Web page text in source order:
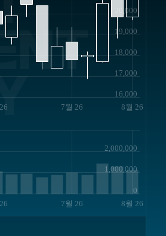
7월 26 8월 26
16,000
17,000
18,000
19,000
20,000
7월 26 8월 26
0
1,000,000
2,000,000